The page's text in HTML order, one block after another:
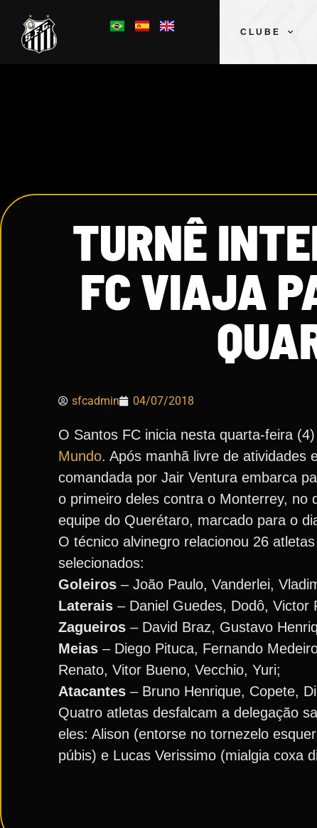
CLUBE
TURNÊ
FC VIAJA
sfcadmin 04/07/2018
O Santos FC inicia nesta quarta-feira
Mundo. Após manhã livre de atividades
comandada por Jair Ventura embarca
o primeiro deles contra o Monterrey, no
equipe do Querétaro, marcado para o
O técnico alvinegro relacionou 26
selecionados:
Goleiros – João Paulo, Vanderlei,
Laterais – Daniel Guedes, Dodô, Victor
Zagueiros – David Braz, Gustavo
Meias – Diego Pituca, Fernando
Renato, Vitor Bueno, Vecchio, Yuri;
Atacantes – Bruno Henrique, Copete,
Quatro atletas desfalcam a delegação
eles: Alison (entorse no tornezelo
púbis) e Lucas Verissimo (mialgia coxa